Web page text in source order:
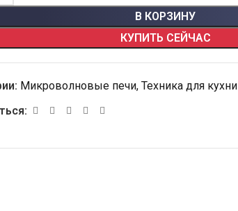
В КОРЗИНУ
КУПИТЬ СЕЙЧАС
Микроволновые печи, Техника для кухни